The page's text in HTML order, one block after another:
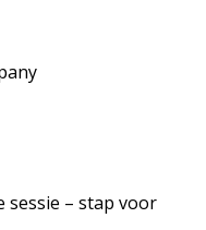
sessie – stap voor